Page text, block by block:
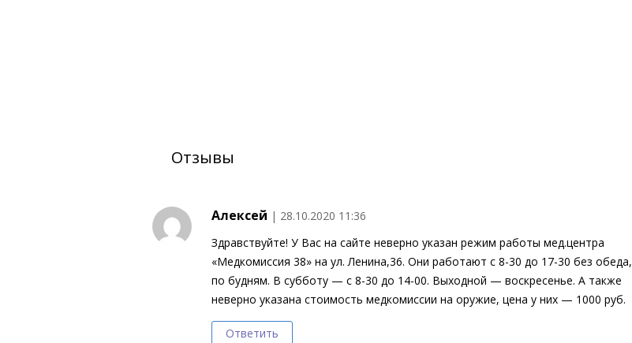
Отзывы
Алексей | 28.10.2020 11:36
Здравствуйте! У Вас на сайте неверно указан режим работы мед.центра
«Медкомиссия 38» на ул. Ленина,36. Они работают с 8-30 до 17-30 без обеда,
по будням. В субботу — с 8-30 до 14-00. Выходной — воскресенье. А также
неверно указана стоимость медкомиссии на оружие, цена у них — 1000 руб.
Ответить